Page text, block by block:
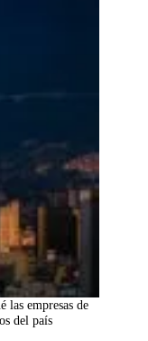
las empresas de
del país